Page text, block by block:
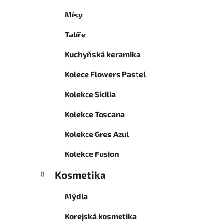
Mísy
Talíře
Kuchyňská keramika
Kolece Flowers Pastel
Kolekce Sicilia
Kolekce Toscana
Kolekce Gres Azul
Kolekce Fusion
Kosmetika
Mýdla
Korejská kosmetika